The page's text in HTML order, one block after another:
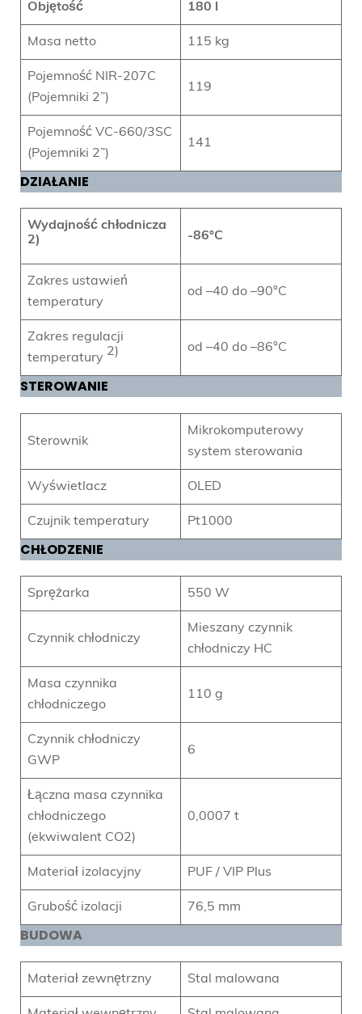
Objętość 180 l
Masa netto 115 kg
Pojemność NIR-207C
(Pojemniki 2”)
119
Pojemność VC-660/3SC
(Pojemniki 2”)
141
DZIAŁANIE
Wydajność chłodnicza
2)
-86°C
Zakres ustawień
temperatury
od –40 do –90°C
Zakres regulacji
temperatury 2) od –40 do –86°C
STEROWANIE
Sterownik
Mikrokomputerowy
system sterowania
Wyświetlacz OLED
Czujnik temperatury Pt1000
CHŁODZENIE
Sprężarka 550 W
Czynnik chłodniczy
Mieszany czynnik
chłodniczy HC
Masa czynnika
chłodniczego
110 g
Czynnik chłodniczy
GWP
6
Łączna masa czynnika
chłodniczego
(ekwiwalent CO2)
0,0007 t
Materiał izolacyjny PUF / VIP Plus
Grubość izolacji 76,5 mm
BUDOWA
Materiał zewnętrzny Stal malowana